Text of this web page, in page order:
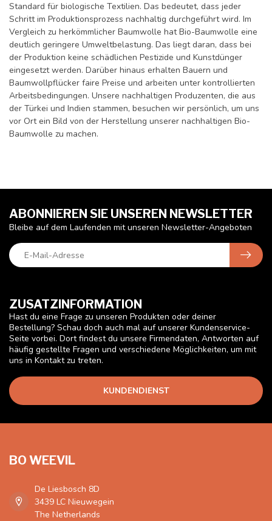
Standard für biologische Textilien. Das bedeutet, dass jeder
Schritt im Produktionsprozess nachhaltig durchgeführt wird. Im
Vergleich zu herkömmlicher Baumwolle hat Bio-Baumwolle eine
deutlich geringere Umweltbelastung. Das liegt daran, dass bei
der Produktion keine schädlichen Pestizide und Kunstdünger
eingesetzt werden. Darüber hinaus erhalten Bauern und
Baumwollpflücker faire Preise und arbeiten unter kontrollierten
Arbeitsbedingungen. Unsere nachhaltigen Produzenten, die aus
der Türkei und Indien stammen, besuchen wir persönlich, um uns
vor Ort ein Bild von der Herstellung unserer nachhaltigen Bio-
Baumwolle zu machen.
ZUSATZINFORMATION
Hast du eine Frage zu unseren Produkten oder deiner
Bestellung? Schau doch auch mal auf unserer Kundenservice-
Seite vorbei. Dort findest du unsere Firmendaten, Antworten auf
häufig gestellte Fragen und verschiedene Möglichkeiten, um mit
uns in Kontakt zu treten.
KUNDENDIENST
ABONNIEREN SIE UNSEREN NEWSLETTER
Bleibe auf dem Laufenden mit unseren Newsletter-Angeboten
BO WEEVIL
De Liesbosch 8D
3439 LC Nieuwegein
The Netherlands